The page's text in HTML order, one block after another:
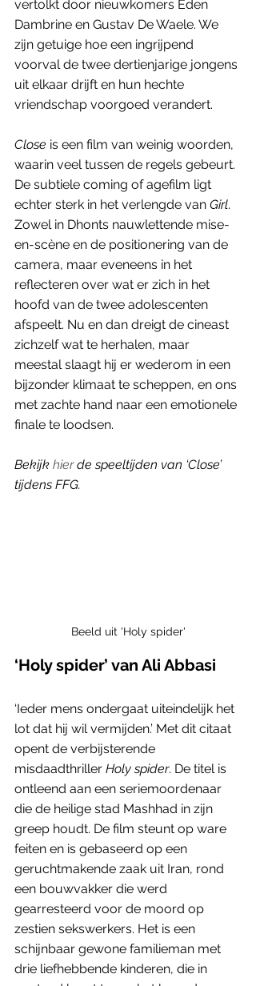
vertolkt door nieuwkomers Eden
Dambrine en Gustav De Waele. We
zijn getuige hoe een ingrijpend
voorval de twee dertienjarige jongens
uit elkaar drijft en hun hechte
vriendschap voorgoed verandert.
Close is een film van weinig woorden,
waarin veel tussen de regels gebeurt.
De subtiele coming of agefilm ligt
echter sterk in het verlengde van Girl.
Zowel in Dhonts nauwlettende mise-
en-scène en de positionering van de
camera, maar eveneens in het
reflecteren over wat er zich in het
hoofd van de twee adolescenten
afspeelt. Nu en dan dreigt de cineast
zichzelf wat te herhalen, maar
meestal slaagt hij er wederom in een
bijzonder klimaat te scheppen, en ons
met zachte hand naar een emotionele
finale te loodsen.
Bekijk hier de speeltijden van ‘Close’
tijdens FFG.
Beeld uit 'Holy spider'
‘Holy spider’ van Ali Abbasi
‘Ieder mens ondergaat uiteindelijk het
lot dat hij wil vermijden.’ Met dit citaat
opent de verbijsterende
misdaadthriller Holy spider. De titel is
ontleend aan een seriemoordenaar
die de heilige stad Mashhad in zijn
greep houdt. De film steunt op ware
feiten en is gebaseerd op een
geruchtmakende zaak uit Iran, rond
een bouwvakker die werd
gearresteerd voor de moord op
zestien sekswerkers. Het is een
schijnbaar gewone familieman met
drie liefhebbende kinderen, die in